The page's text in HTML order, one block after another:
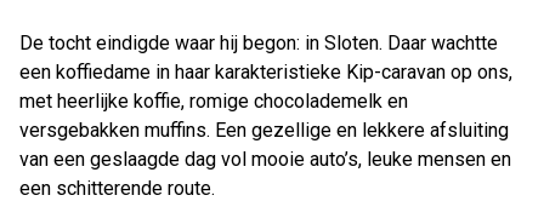
De tocht eindigde waar hij begon: in Sloten. Daar wachtte
een koffiedame in haar karakteristieke Kip-caravan op ons,
met heerlijke koffie, romige chocolademelk en
versgebakken muffins. Een gezellige en lekkere afsluiting
van een geslaagde dag vol mooie auto’s, leuke mensen en
een schitterende route.